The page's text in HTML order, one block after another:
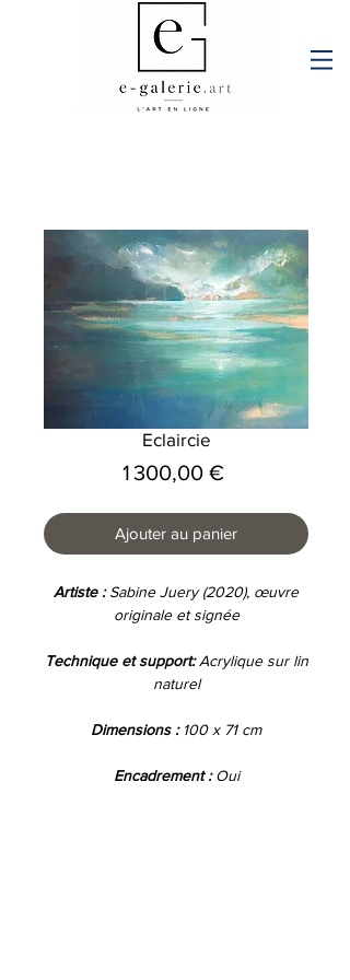
Eclaircie
1 300,00 €Prix
Ajouter au panier
Artiste :Sabine Juery (2020), œuvre
originale et signée
Technique et support:Acrylique sur lin
naturel
Dimensions : 100 x 71 cm
Encadrement :Oui